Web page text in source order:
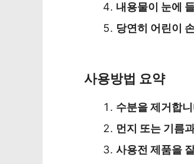
내용물이 눈에
당연히 어린이
사용방법 요약
수분을 제거합
먼지 또는 기름
사용전 제품을